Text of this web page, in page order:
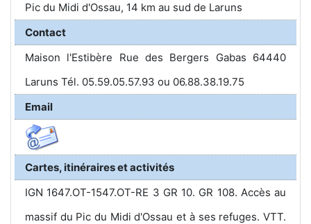
Pic du Midi d'Ossau, 14 km au sud de Laruns
Contact
Maison l'Estibère Rue des Bergers Gabas 64440
Laruns Tél. 05.59.05.57.93 ou 06.88.38.19.75
Email
Cartes, itinéraires et activités
IGN 1647.OT-1547.OT-RE 3 GR 10. GR 108. Accès au
massif du Pic du Midi d'Ossau et à ses refuges. VTT.